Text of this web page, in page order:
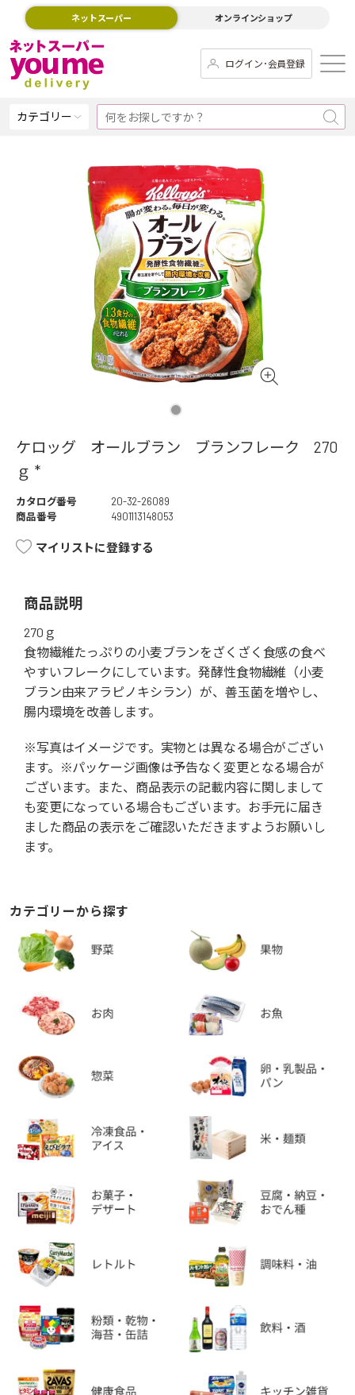
ネットスーパー オンラインショップ
ログイン･会員登録
カテゴリー
ケロッグ オールブラン ブランフレーク 270
ｇ *
カタログ番号
20-32-26089
商品番号
4901113148053
マイリストに登録する
商品説明
270ｇ
食物繊維たっぷりの小麦ブランをざくざく食感の食べ
やすいフレークにしています。発酵性食物繊維（小麦
ブラン由来アラピノキシラン）が、善玉菌を増やし、
腸内環境を改善します。
※写真はイメージです。実物とは異なる場合がござい
ます。※パッケージ画像は予告なく変更となる場合が
ございます。また、商品表示の記載内容に関しまして
も変更になっている場合もございます。お手元に届き
ました商品の表示をご確認いただきますようお願いし
ます。
カテゴリーから探す